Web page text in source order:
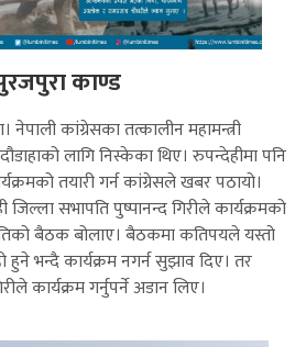
काण्ड
कांग्रेसका तत्कालीन महामन्त्री
लागि निस्केका थिए। रुपन्देहीमा पनि
तयारी गर्न कांग्रेसले खबर पठायो।
सभापति पुष्पानन्द गिरीले कार्यक्रमको
बैठक बोलाए। बैठकमा कतिपयले यस्तो
हुने भन्दै कार्यक्रम नगर्न सुझाव दिए। तर
कार्यक्रम गर्नुपर्ने अडान लिए।